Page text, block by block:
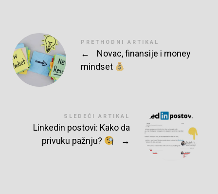
PRETHODNI ARTIKAL
←
Novac, finansije i money
mindset
SLEDEĆI ARTIKAL
Linkedin postovi: Kako da
privuku pažnju?
→